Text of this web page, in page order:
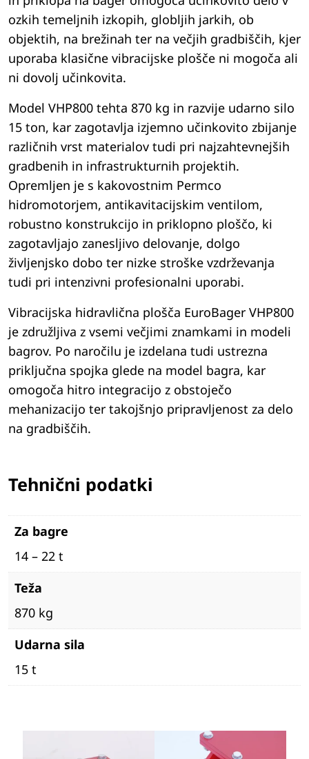
ozkih temeljnih izkopih, globljih jarkih, ob
objektih, na brežinah ter na večjih gradbiščih, kjer
uporaba klasične vibracijske plošče ni mogoča ali
ni dovolj učinkovita.
Model VHP800 tehta 870 kg in razvije udarno silo
15 ton, kar zagotavlja izjemno učinkovito zbijanje
različnih vrst materialov tudi pri najzahtevnejših
gradbenih in infrastrukturnih projektih.
Opremljen je s kakovostnim Permco
hidromotorjem, antikavitacijskim ventilom,
robustno konstrukcijo in priklopno ploščo, ki
zagotavljajo zanesljivo delovanje, dolgo
življenjsko dobo ter nizke stroške vzdrževanja
tudi pri intenzivni profesionalni uporabi.
Vibracijska hidravlična plošča EuroBager VHP800
je združljiva z vsemi večjimi znamkami in modeli
bagrov. Po naročilu je izdelana tudi ustrezna
priključna spojka glede na model bagra, kar
omogoča hitro integracijo z obstoječo
mehanizacijo ter takojšnjo pripravljenost za delo
na gradbiščih.
Tehnični podatki
Za bagre
14 – 22 t
Teža
870 kg
Udarna sila
15 t